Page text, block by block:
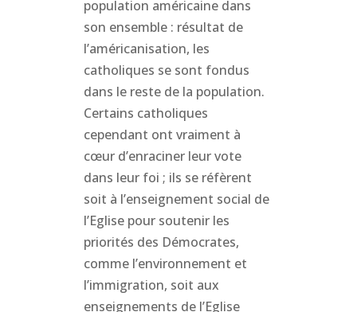
population américaine dans
son ensemble : résultat de
l’américanisation, les
catholiques se sont fondus
dans le reste de la population.
Certains catholiques
cependant ont vraiment à
cœur d’enraciner leur vote
dans leur foi ; ils se réfèrent
soit à l’enseignement social de
l’Eglise pour soutenir les
priorités des Démocrates,
comme l’environnement et
l’immigration, soit aux
enseignements de l’Eglise